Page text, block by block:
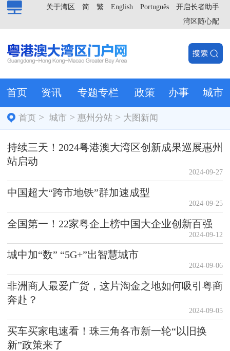
开启长者助手
Português
English
繁
简
关于湾区
湾区随心配
首页 资讯 专题专栏 政策 办事 城市
首页 >城市 >惠州分站 > 大图新闻
持续三天！2024粤港澳大湾区创新成果巡展惠州
站启动
2024-09-27
中国超大“跨市地铁”群加速成型
2024-09-25
全国第一！22家粤企上榜中国大企业创新百强
2024-09-12
城中加“数” “5G+”出智慧城市
2024-09-06
非洲商人最爱广货，这片淘金之地如何吸引粤商
奔赴？
2024-09-05
买车买家电速看！珠三角各市新一轮“以旧换
新”政策来了